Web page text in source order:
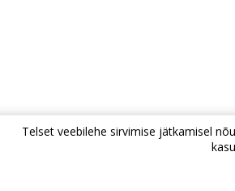
Telset veebilehe sirvimise jätkamisel